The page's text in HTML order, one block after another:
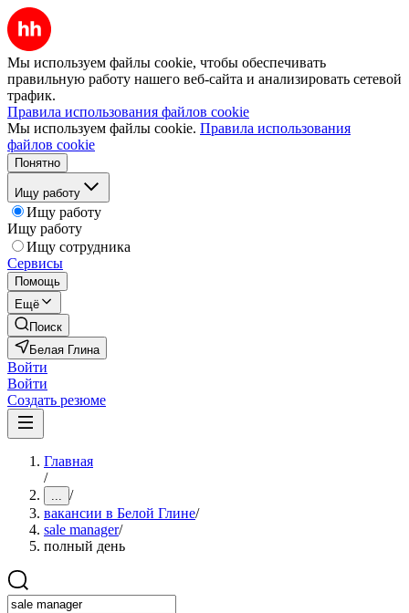
Мы используем файлы cookie, чтобы обеспечивать
правильную работу нашего веб-сайта и анализировать сетевой
трафик.
Правила использования файлов cookie
Мы используем файлы cookie. Правила использования
файлов cookie
Понятно
Ищу работу
Ищу работу
Ищу работу
Ищу сотрудника
Сервисы
Помощь
Ещё
Поиск
Белая Глина
Войти
Войти
Создать резюме
Главная
/
... /
вакансии в Белой Глине/
sale manager/
полный день